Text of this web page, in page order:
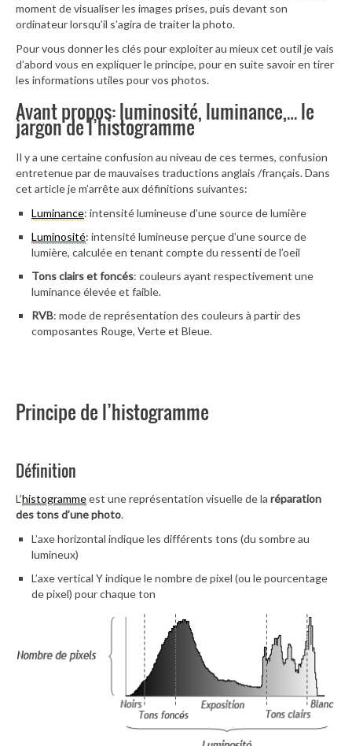
moment de visualiser les images prises, puis devant son
ordinateur lorsqu’il s’agira de traiter la photo.
Pour vous donner les clés pour exploiter au mieux cet outil je vais
d’abord vous en expliquer le principe, pour en suite savoir en tirer
les informations utiles pour vos photos.
Avant propos: luminosité, luminance,… le
jargon de l’histogramme
Il y a une certaine confusion au niveau de ces termes, confusion
entretenue par de mauvaises traductions anglais /français. Dans
cet article je m’arrête aux définitions suivantes:
Luminance: intensité lumineuse d’une source de lumière
Luminosité: intensité lumineuse perçue d’une source de
lumière, calculée en tenant compte du ressenti de l’oeil
Tons clairs et foncés: couleurs ayant respectivement une
luminance élevée et faible.
RVB: mode de représentation des couleurs à partir des
composantes Rouge, Verte et Bleue.
Principe de l’histogramme
Définition
L’histogrammeest une représentation visuelle de la réparation
des tons d’une photo.
L’axe horizontal indique les différents tons (du sombre au
lumineux)
L’axe vertical Y indique le nombre de pixel (ou le pourcentage
de pixel) pour chaque ton